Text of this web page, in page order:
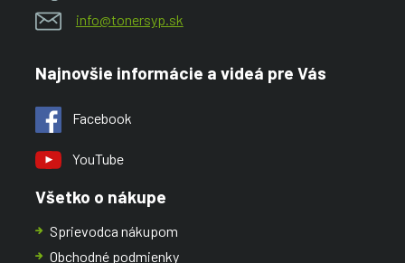
info@tonersyp.sk
Najnovšie informácie a videá pre Vás
Facebook
YouTube
Všetko o nákupe
Sprievodca nákupom
Obchodné podmienky